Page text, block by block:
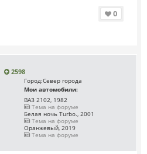
0
2598
Город:Север города
Мои автомобили:
ВАЗ 2102, 1982
Тема на форуме
Белая ночь Turbo., 2001
Тема на форуме
Оранжевый, 2019
Тема на форуме